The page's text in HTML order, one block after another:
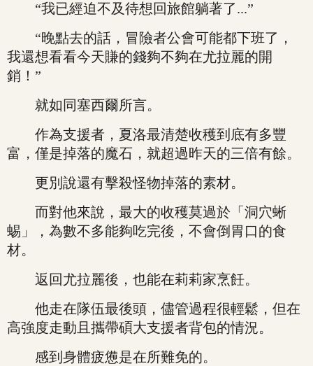
“我已經迫不及待想回旅館躺著了...”
“晚點去的話，冒險者公會可能都下班了，
我還想看看今天賺的錢夠不夠在尤拉麗的開
銷！”
就如同塞西爾所言。
作為支援者，夏洛最清楚收穫到底有多豐
富，僅是掉落的魔石，就超過昨天的三倍有餘。
更別說還有擊殺怪物掉落的素材。
而對他來說，最大的收穫莫過於「洞穴蜥
蜴」，為數不多能夠吃完後，不會倒胃口的食
材。
返回尤拉麗後，也能在莉莉家烹飪。
他走在隊伍最後頭，儘管過程很輕鬆，但在
高強度走動且攜帶碩大支援者背包的情況。
感到身體疲憊是在所難免的。